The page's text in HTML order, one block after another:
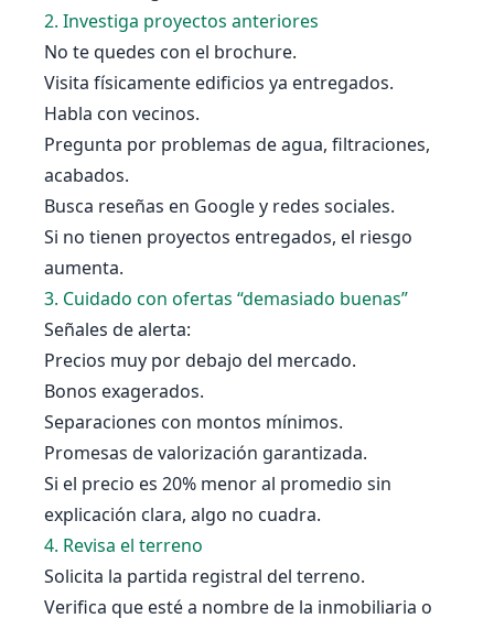
2. Investiga proyectos anteriores
No te quedes con el brochure.
Visita físicamente edificios ya entregados.
Habla con vecinos.
Pregunta por problemas de agua, filtraciones,
acabados.
Busca reseñas en Google y redes sociales.
Si no tienen proyectos entregados, el riesgo
aumenta.
3. Cuidado con ofertas “demasiado buenas”
Señales de alerta:
Precios muy por debajo del mercado.
Bonos exagerados.
Separaciones con montos mínimos.
Promesas de valorización garantizada.
Si el precio es 20% menor al promedio sin
explicación clara, algo no cuadra.
4. Revisa el terreno
Solicita la partida registral del terreno.
Verifica que esté a nombre de la inmobiliaria o